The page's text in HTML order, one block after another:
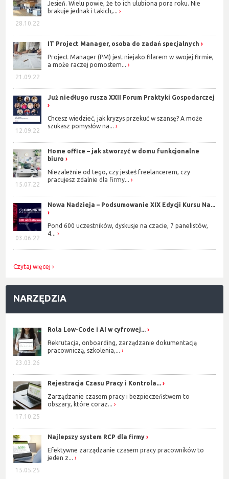
28.10.22
Jesień. Wielu powie, że to ich ulubiona pora roku. Nie
brakuje jednak i takich,...
21.09.22
IT Project Manager, osoba do zadań specjalnych
Project Manager (PM) jest niejako filarem w swojej firmie,
a może raczej pomostem...
12.09.22
Już niedługo rusza XXII Forum Praktyki Gospodarczej
Chcesz wiedzieć, jak kryzys przekuć w szansę? A może
szukasz pomysłów na...
15.07.22
Home office – jak stworzyć w domu funkcjonalne
biuro
Niezależnie od tego, czy jesteś freelancerem, czy
pracujesz zdalnie dla firmy...
03.06.22
Nowa Nadzieja – Podsumowanie XIX Edycji Kursu Na...
Pond 600 uczestników, dyskusje na czacie, 7 panelistów,
4...
Czytaj więcej
NARZĘDZIA
23.03.26
Rola Low-Code i AI w cyfrowej...
Rekrutacja, onboarding, zarządzanie dokumentacją
pracowniczą, szkolenia,...
17.10.25
Rejestracja Czasu Pracy i Kontrola...
Zarządzanie czasem pracy i bezpieczeństwem to
obszary, które coraz...
15.05.25
Najlepszy system RCP dla firmy
Efektywne zarządzanie czasem pracy pracowników to
jeden z...